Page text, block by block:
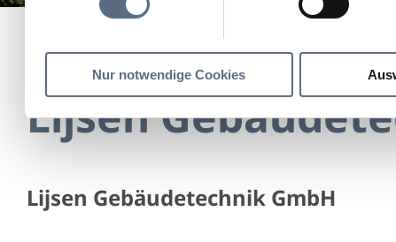
Nur notwendige Cookies
Lijsen
Lijsen
Lijsen Gebäudetechnik GmbH